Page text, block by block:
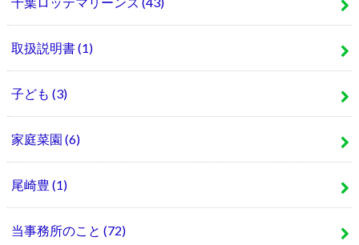
取扱説明書(1)
子ども (3)
家庭菜園 (6)
尾崎豊 (1)
当事務所のこと (72)